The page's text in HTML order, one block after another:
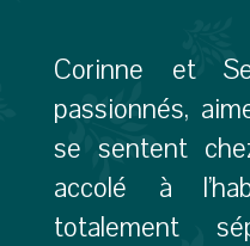
Corinne et
passionnés,
se sentent
accolé à
totalement